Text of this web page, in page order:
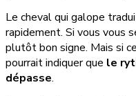
Le cheval qui galope
rapidement. Si vous vous
plutôt bon signe. Mais si
pourrait indiquer que le
dépasse.